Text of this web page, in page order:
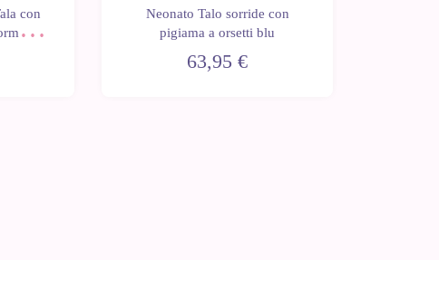
con
di
Neonato Talo sorride con
pigiama a orsetti blu
63,95 €